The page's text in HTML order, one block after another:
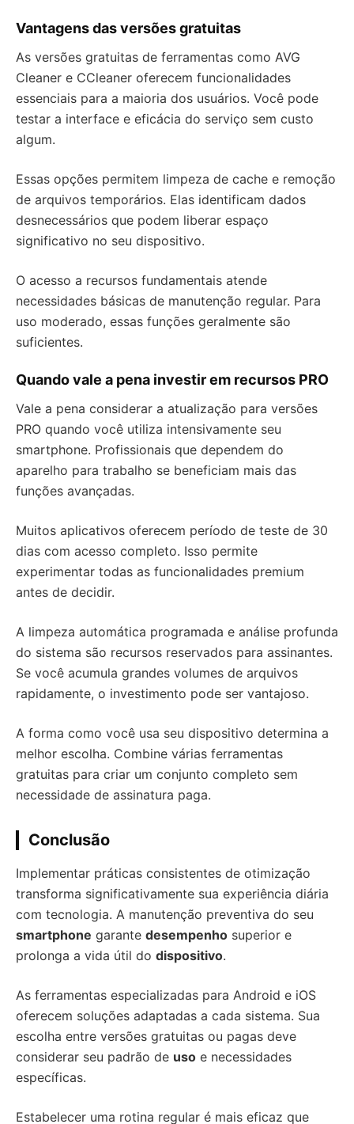
Vantagens das versões gratuitas
As versões gratuitas de ferramentas como AVG
Cleaner e CCleaner oferecem funcionalidades
essenciais para a maioria dos usuários. Você pode
testar a interface e eficácia do serviço sem custo
algum.
Essas opções permitem limpeza de cache e remoção
de arquivos temporários. Elas identificam dados
desnecessários que podem liberar espaço
significativo no seu dispositivo.
O acesso a recursos fundamentais atende
necessidades básicas de manutenção regular. Para
uso moderado, essas funções geralmente são
suficientes.
Quando vale a pena investir em recursos PRO
Vale a pena considerar a atualização para versões
PRO quando você utiliza intensivamente seu
smartphone. Profissionais que dependem do
aparelho para trabalho se beneficiam mais das
funções avançadas.
Muitos aplicativos oferecem período de teste de 30
dias com acesso completo. Isso permite
experimentar todas as funcionalidades premium
antes de decidir.
A limpeza automática programada e análise profunda
do sistema são recursos reservados para assinantes.
Se você acumula grandes volumes de arquivos
rapidamente, o investimento pode ser vantajoso.
A forma como você usa seu dispositivo determina a
melhor escolha. Combine várias ferramentas
gratuitas para criar um conjunto completo sem
necessidade de assinatura paga.
Conclusão
Implementar práticas consistentes de otimização
transforma significativamente sua experiência diária
com tecnologia. A manutenção preventiva do seu
smartphone garante desempenho superior e
prolonga a vida útil do dispositivo.
As ferramentas especializadas para Android e iOS
oferecem soluções adaptadas a cada sistema. Sua
escolha entre versões gratuitas ou pagas deve
considerar seu padrão de uso e necessidades
específicas.
Estabelecer uma rotina regular é mais eficaz que